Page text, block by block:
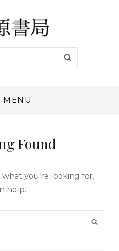
MENU
Found
what you’re looking for.
help.